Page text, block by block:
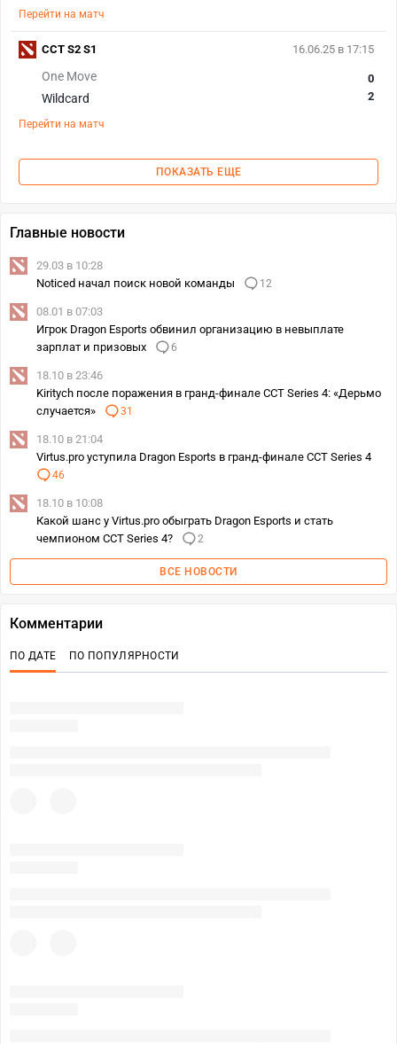
Перейти на матч
16.06.25 в 17:15
One Move
Wildcard
0
2
Перейти на матч
CCT S2 S1
ПОКАЗАТЬ ЕЩЕ
Главные новости
29.03 в 10:28
Noticed начал поиск новой команды
12
08.01 в 07:03
Игрок Dragon Esports обвинил организацию в невыплате
зарплат и призовых
6
18.10 в 23:46
Kiritych после поражения в гранд-финале CCT Series 4: «Дерьмо
случается»
31
18.10 в 21:04
Virtus.pro уступила Dragon Esports в гранд-финале CCT Series 4
46
18.10 в 10:08
Какой шанс у Virtus.pro обыграть Dragon Esports и стать
чемпионом CCT Series 4?
2
ВСЕ НОВОСТИ
Комментарии
ПО ДАТЕ ПО ПОПУЛЯРНОСТИ